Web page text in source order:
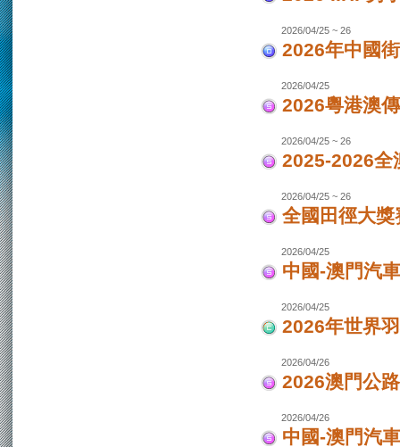
2026/04/25 ~ 26
2026年中國
2026/04/25
2026粵港澳
2026/04/25 ~ 26
2025-2026全
2026/04/25 ~ 26
全國田徑大獎
2026/04/25
中國-澳門汽
2026/04/25
2026年世界
2026/04/26
2026澳門公
2026/04/26
中國-澳門汽